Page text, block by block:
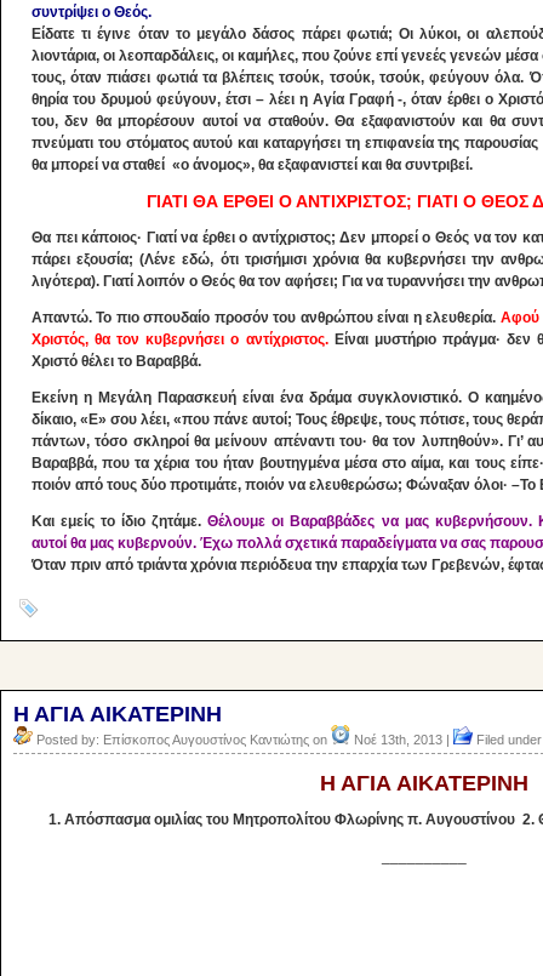
συντρίψει ο Θεός.
Είδατε τι έγινε όταν το μεγάλο δάσος πάρει φωτιά; Οι λύκοι, οι
λιοντάρια, οι λεοπαρδάλεις, οι καμήλες, που ζούνε επί γενεές γενεών μέσα
τους, όταν πιάσει φωτιά τα βλέπεις τσούκ, τσούκ, τσούκ, φεύγουν
θηρία του δρυμού φεύγουν, έτσι – λέει η Αγία Γραφή -, όταν έρθει ο
του, δεν θα μπορέσουν αυτοί να σταθούν. Θα εξαφανιστούν και θα
πνεύματι του στόματος αυτού και καταργήσει τη επιφανεία της
θα μπορεί να σταθεί «ο άνομος», θα εξαφανιστεί και θα συντριβεί.
ΓΙΑΤΙ ΘΑ ΕΡΘΕΙ Ο ΑΝΤΙΧΡΙΣΤΟΣ; ΓΙΑΤΙ Ο
Θα πει κάποιος· Γιατί να έρθει ο αντίχριστος; Δεν μπορεί ο Θεός να τον
πάρει εξουσία; (Λένε εδώ, ότι τρισήμισι χρόνια θα κυβερνήσει την
λιγότερα). Γιατί λοιπόν ο Θεός θα τον αφήσει; Για να τυραννήσει την
Απαντώ. Το πιο σπουδαίο προσόν του ανθρώπου είναι η ελευθερία. Αφού
Χριστός, θα τον κυβερνήσει ο αντίχριστος.Είναι μυστήριο πράγμα· δεν
Χριστό θέλει το Βαραββά.
Εκείνη η Μεγάλη Παρασκευή είναι ένα δράμα συγκλονιστικό. Ο
δίκαιο, «Ε» σου λέει, «που πάνε αυτοί; Τους έθρεψε, τους πότισε, τους
πάντων, τόσο σκληροί θα μείνουν απέναντι του· θα τον λυπηθούν». Γι’
Βαραββά, που τα χέρια του ήταν βουτηγμένα μέσα στο αίμα, και τους
ποιόν από τους δύο προτιμάτε, ποιόν να ελευθερώσω; Φώναξαν όλοι·
Και εμείς το ίδιο ζητάμε.Θέλουμε οι Βαραββάδες να μας κυβερνήσουν.
αυτοί θα μας κυβερνούν. Έχω πολλά σχετικά παραδείγματα να σας
Όταν πριν από τριάντα χρόνια περιόδευα την επαρχία των Γρεβενών,
Η ΑΓΙΑ ΑΙΚΑΤΕΡΙΝΗ
Posted by: Επίσκοπος Αυγουστίνος Καντιώτης on Νοέ 13th, 2013 | Filed
Η ΑΓΙΑ ΑΙΚΑΤΕΡΙΝΗ
1. Απόσπασμα ομιλίας του Μητροπολίτου Φλωρίνης π. Αυγουστίνου 2.